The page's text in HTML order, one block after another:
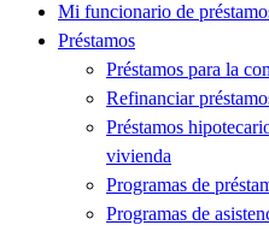
Mi funcionario de
Préstamos
Préstamos para la
Refinanciar
Préstamos
vivienda
Programas de
Programas de